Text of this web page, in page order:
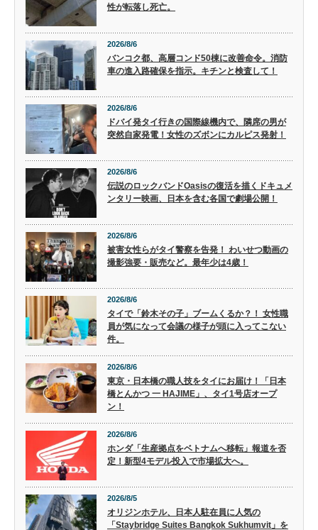
性が転落し死亡。
2026/8/6
バンコク都、高層コンド50棟に改善命令。消防
車の進入路確保を指示。キチンと検査して！
2026/8/6
ドバイ発タイ行きの国際線機内で、隣席の男が
突然自家発電！女性のズボンにカルピス発射！
2026/8/6
伝説のロックバンドOasisの復活を描くドキュメ
ンタリー映画、日本を含む各国で劇場公開！
2026/8/6
被害女性らがタイ警察を告発！ わいせつ動画の
撮影強要・販売など。最年少は4歳！
2026/8/6
タイで「鈴木その子」ブームくるか？！ 女性職
員が気になって会議の様子が頭に入ってこない
件。
2026/8/6
東京・日本橋の職人技をタイにお届け！「日本
橋とんかつ 一 HAJIME」、タイ1号店オープ
ン！
2026/8/6
ホンダ「生産拠点をベトナムへ移転」報道を否
定！新型4モデル投入で市場拡大へ。
2026/8/5
オリジンホテル、日本人駐在員に人気の
「Staybridge Suites Bangkok Sukhumvit」を